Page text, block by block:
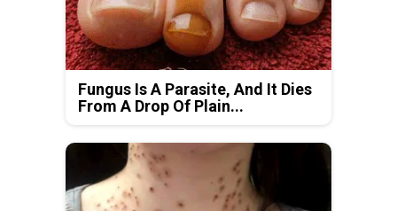
Fungus Is A Parasite, And It Dies
From A Drop Of Plain...